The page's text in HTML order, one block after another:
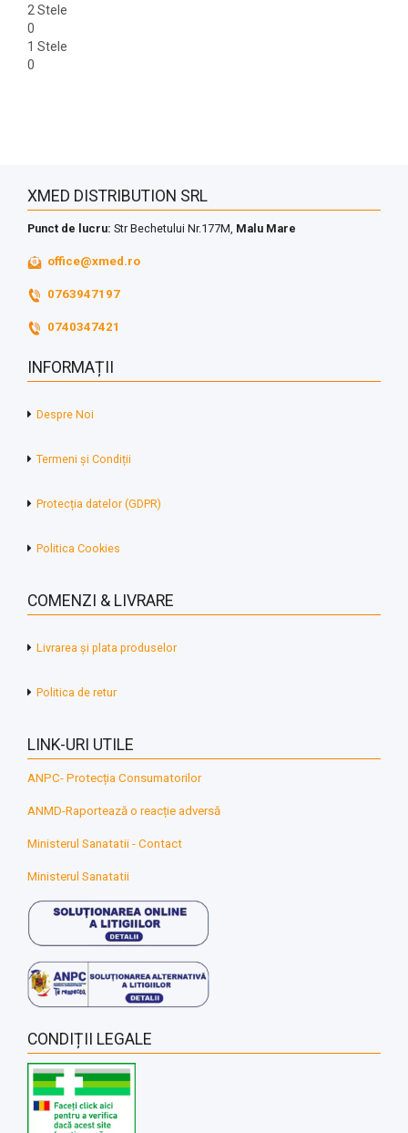
2 Stele
0
1 Stele
0
XMED DISTRIBUTION SRL
Punct de lucru: Str Bechetului Nr.177M, Malu Mare
office@xmed.ro
0763947197
0740347421
INFORMAȚII
Despre Noi
Termeni și Condiții
Protecția datelor (GDPR)
Politica Cookies
COMENZI & LIVRARE
Livrarea și plata produselor
Politica de retur
LINK-URI UTILE
ANPC- Protecția Consumatorilor
ANMD-Raportează o reacție adversă
Ministerul Sanatatii - Contact
Ministerul Sanatatii
CONDIȚII LEGALE